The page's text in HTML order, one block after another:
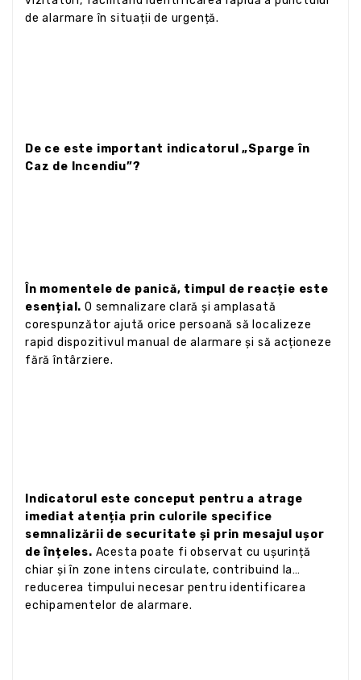
de alarmare în situații de urgență.
De ce este important indicatorul „Sparge în
Caz de Incendiu”?
În momentele de panică, timpul de reacție este
esențial. O semnalizare clară și amplasată
corespunzător ajută orice persoană să localizeze
rapid dispozitivul manual de alarmare și să acționeze
fără întârziere.
Indicatorul este conceput pentru a atrage
imediat atenția prin culorile specifice
semnalizării de securitate și prin mesajul ușor
de înțeles. Acesta poate fi observat cu ușurință
chiar și în zone intens circulate, contribuind la
reducerea timpului necesar pentru identificarea
echipamentelor de alarmare.